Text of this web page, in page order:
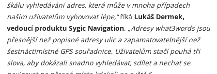
škálu vyhledávání adres, která může v mnoha případech
našim uživatelům vyhovovat lépe,“říká Lukáš Dermek,
vedoucí produktu Sygic Navigation. „Adresy what3words jsou
přesnější než popisné adresy ulic a zapamatovatelnější než
šestnáctimístné GPS souřadnice. Uživatelům stačí pouhá tři
slova, aby dokázali snadno vyhledávat, sdílet a nechat se